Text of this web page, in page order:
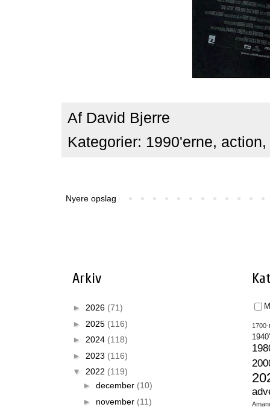
Af David Bjerre
Kategorier: 1990'erne, action,
Nyere opslag
Arkiv
► 2026 (71)
► 2025 (116)
► 2024 (118)
► 2023 (116)
▼ 2022 (119)
► december (10)
► november (11)
1700-